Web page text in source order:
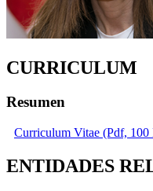
CURRICULUM
Resumen
Curriculum Vitae (Pdf, 100
ENTIDADES